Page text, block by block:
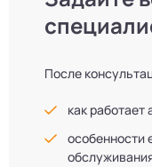
После
как работает
особенности